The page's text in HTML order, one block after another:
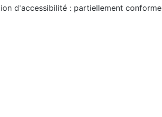
d'accessibilité : partiellement conforme